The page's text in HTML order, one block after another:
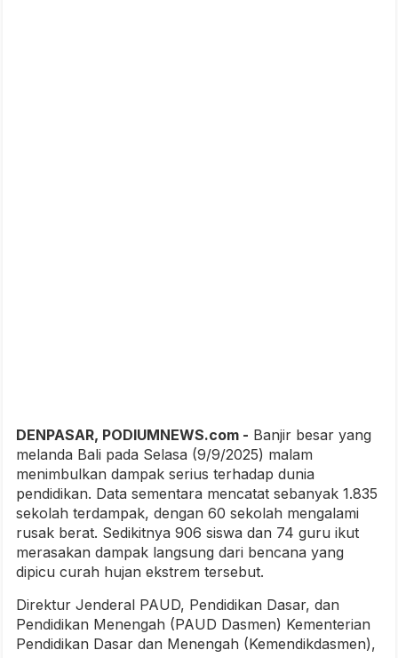
DENPASAR, PODIUMNEWS.com - Banjir besar yang
melanda Bali pada Selasa (9/9/2025) malam
menimbulkan dampak serius terhadap dunia
pendidikan. Data sementara mencatat sebanyak 1.835
sekolah terdampak, dengan 60 sekolah mengalami
rusak berat. Sedikitnya 906 siswa dan 74 guru ikut
merasakan dampak langsung dari bencana yang
dipicu curah hujan ekstrem tersebut.
Direktur Jenderal PAUD, Pendidikan Dasar, dan
Pendidikan Menengah (PAUD Dasmen) Kementerian
Pendidikan Dasar dan Menengah (Kemendikdasmen),